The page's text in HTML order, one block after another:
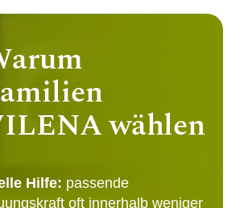
wählen
Hilfe: passende
oft innerhalb weniger